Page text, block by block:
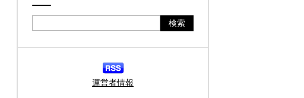
運営者情報